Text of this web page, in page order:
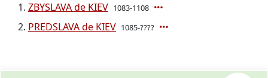
ZBYSLAVA de KIEV 1083-1108
PREDSLAVA de KIEV 1085-????